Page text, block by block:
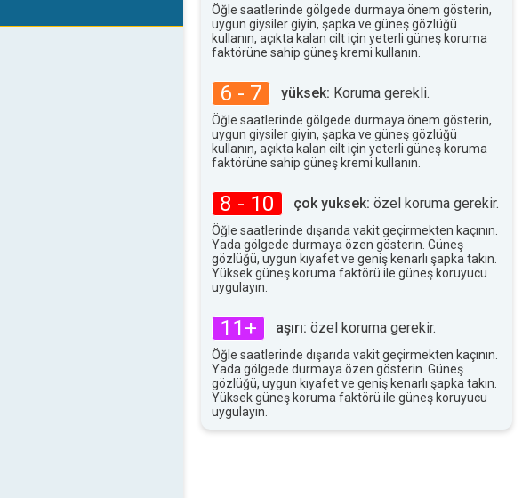
Öğle saatlerinde gölgede durmaya önem gösterin,
uygun giysiler giyin, şapka ve güneş gözlüğü
kullanın, açıkta kalan cilt için yeterli güneş koruma
faktörüne sahip güneş kremi kullanın.
6 - 7 yüksek: Koruma gerekli.
Öğle saatlerinde gölgede durmaya önem gösterin,
uygun giysiler giyin, şapka ve güneş gözlüğü
kullanın, açıkta kalan cilt için yeterli güneş koruma
faktörüne sahip güneş kremi kullanın.
8 - 10 çok yuksek: özel koruma gerekir.
Öğle saatlerinde dışarıda vakit geçirmekten kaçının.
Yada gölgede durmaya özen gösterin. Güneş
gözlüğü, uygun kıyafet ve geniş kenarlı şapka takın.
Yüksek güneş koruma faktörü ile güneş koruyucu
uygulayın.
11+ aşırı: özel koruma gerekir.
Öğle saatlerinde dışarıda vakit geçirmekten kaçının.
Yada gölgede durmaya özen gösterin. Güneş
gözlüğü, uygun kıyafet ve geniş kenarlı şapka takın.
Yüksek güneş koruma faktörü ile güneş koruyucu
uygulayın.